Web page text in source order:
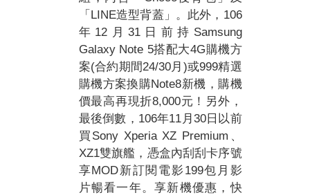
「 LINE造型背蓋」。此外， 106
年 12 月 31日前持 Samsung
Galaxy Note 5搭配大4G購機方
案(合約期間24/30月 )或999精選
購機方案換購Note8新機，購機
價最高再現折8,000元！另外，
最後倒數， 106年11 月 30日以前
買 Sony Xperia XZ Premium 、
XZ1雙旗艦，憑盒內刮刮卡序號
享MOD新訂閱電影 199包月影
片暢看一年。享新機優惠，快